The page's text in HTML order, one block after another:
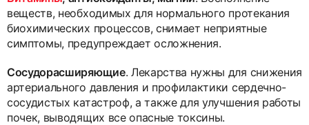
веществ, необходимых для нормального протекания
биохимических процессов, снимает неприятные
симптомы, предупреждает осложнения.
Сосудорасширяющие. Лекарства нужны для снижения
артериального давления и профилактики сердечно-
сосудистых катастроф, а также для улучшения работы
почек, выводящих все опасные токсины.